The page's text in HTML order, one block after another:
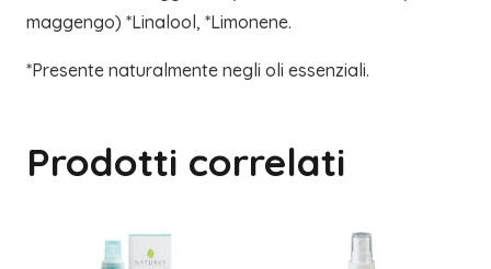
maggengo) *Linalool, *Limonene.
*Presente naturalmente negli oli essenziali.
Prodotti correlati